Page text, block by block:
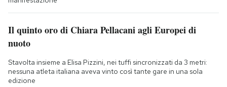
Il quinto oro di Chiara Pellacani agli Europei di
nuoto
Stavolta insieme a Elisa Pizzini, nei tuffi sincronizzati da 3 metri:
nessuna atleta italiana aveva vinto così tante gare in una sola
edizione